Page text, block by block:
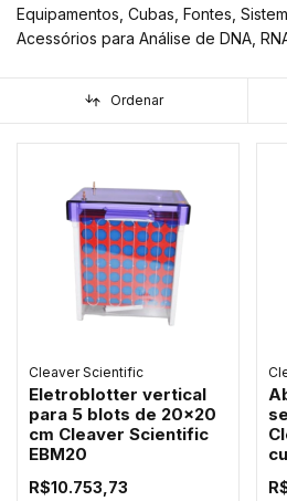
Equipamentos, Cubas, Fontes,
Acessórios para Análise de DNA,
Ordenar
Cleaver Scientific
Eletroblotter vertical
para 5 blots de 20x20
cm Cleaver Scientific
EBM20
R$10.753,73